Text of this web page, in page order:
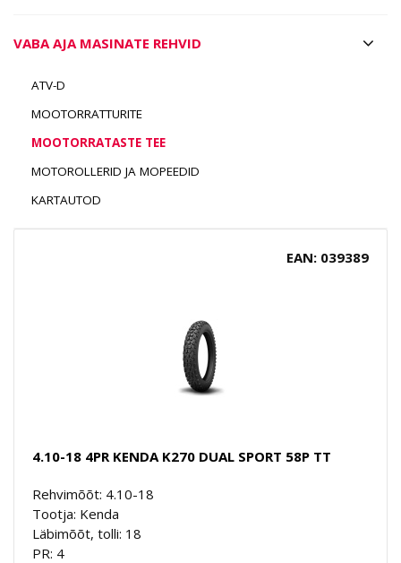
VABA AJA MASINATE REHVID
ATV-D
MOOTORRATTURITE
MOOTORRATASTE TEE
MOTOROLLERID JA MOPEEDID
KARTAUTOD
EAN: 039389
4.10-18 4PR KENDA K270 DUAL SPORT 58P TT
Rehvimõõt: 4.10-18
Tootja: Kenda
Läbimõõt, tolli: 18
PR: 4